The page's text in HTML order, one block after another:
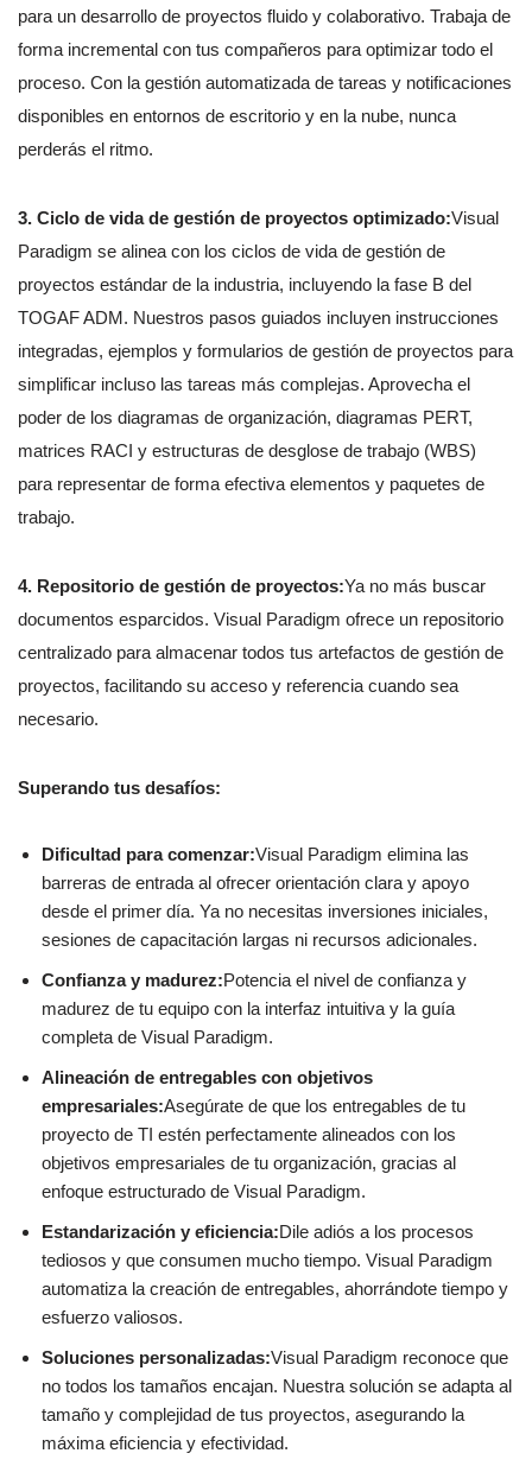
para un desarrollo de proyectos fluido y colaborativo. Trabaja de
forma incremental con tus compañeros para optimizar todo el
proceso. Con la gestión automatizada de tareas y notificaciones
disponibles en entornos de escritorio y en la nube, nunca
perderás el ritmo.
3. Ciclo de vida de gestión de proyectos optimizado:Visual
Paradigm se alinea con los ciclos de vida de gestión de
proyectos estándar de la industria, incluyendo la fase B del
TOGAF ADM. Nuestros pasos guiados incluyen instrucciones
integradas, ejemplos y formularios de gestión de proyectos para
simplificar incluso las tareas más complejas. Aprovecha el
poder de los diagramas de organización, diagramas PERT,
matrices RACI y estructuras de desglose de trabajo (WBS)
para representar de forma efectiva elementos y paquetes de
trabajo.
4. Repositorio de gestión de proyectos:Ya no más buscar
documentos esparcidos. Visual Paradigm ofrece un repositorio
centralizado para almacenar todos tus artefactos de gestión de
proyectos, facilitando su acceso y referencia cuando sea
necesario.
Superando tus desafíos:
Dificultad para comenzar:Visual Paradigm elimina las
barreras de entrada al ofrecer orientación clara y apoyo
desde el primer día. Ya no necesitas inversiones iniciales,
sesiones de capacitación largas ni recursos adicionales.
Confianza y madurez:Potencia el nivel de confianza y
madurez de tu equipo con la interfaz intuitiva y la guía
completa de Visual Paradigm.
Alineación de entregables con objetivos
empresariales:Asegúrate de que los entregables de tu
proyecto de TI estén perfectamente alineados con los
objetivos empresariales de tu organización, gracias al
enfoque estructurado de Visual Paradigm.
Estandarización y eficiencia:Dile adiós a los procesos
tediosos y que consumen mucho tiempo. Visual Paradigm
automatiza la creación de entregables, ahorrándote tiempo y
esfuerzo valiosos.
Soluciones personalizadas:Visual Paradigm reconoce que
no todos los tamaños encajan. Nuestra solución se adapta al
tamaño y complejidad de tus proyectos, asegurando la
máxima eficiencia y efectividad.